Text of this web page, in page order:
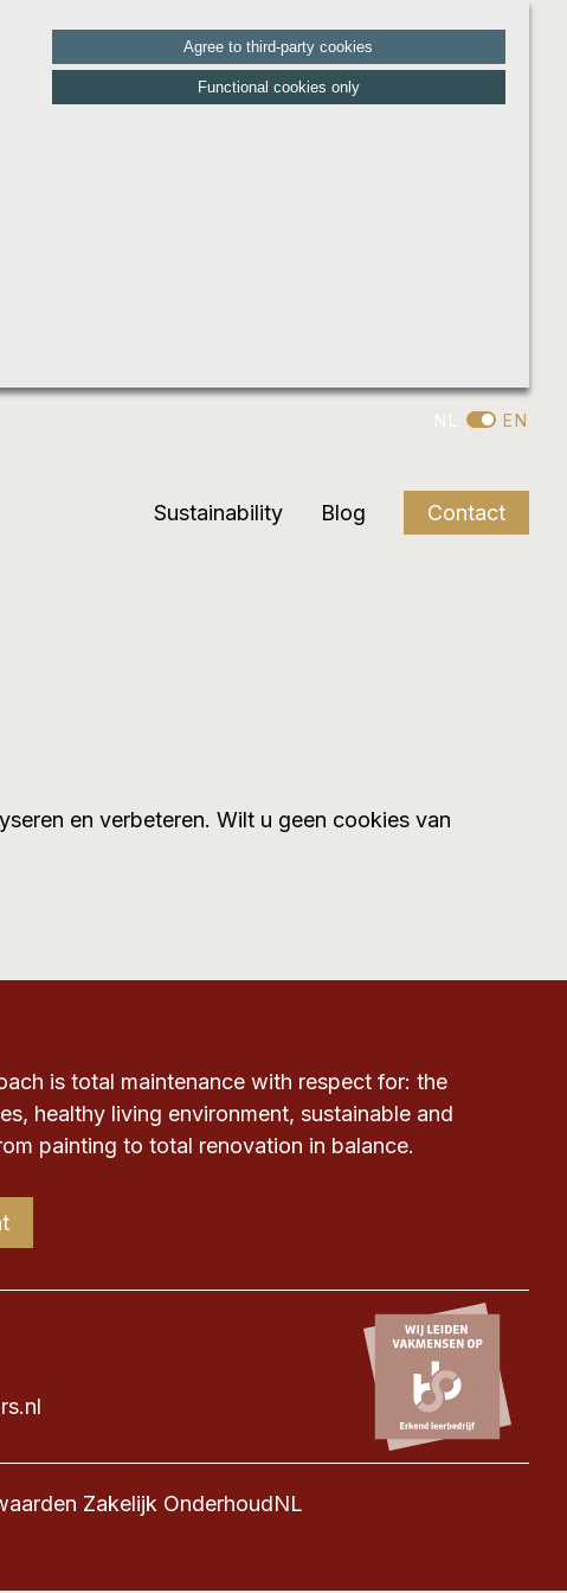
Agree to third-party cookies
Functional cookies only
NL EN
Sustainability Blog Contact
en verbeteren. Wilt u geen cookies van
is total maintenance with respect for: the
healthy living environment, sustainable and
painting to total renovation in balance.
Zakelijk OnderhoudNL